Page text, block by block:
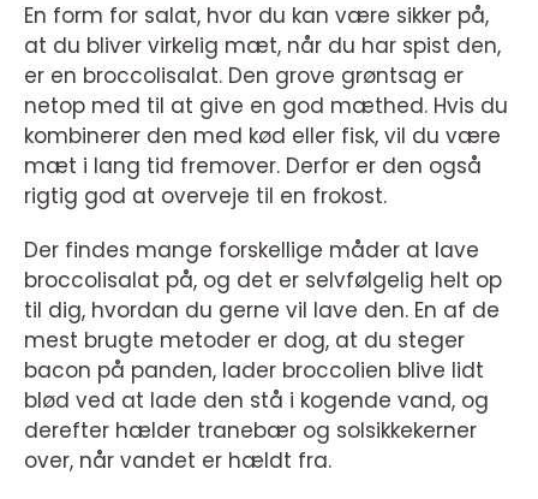
En form for salat, hvor du kan være sikker på,
at du bliver virkelig mæt, når du har spist den,
er en broccolisalat. Den grove grøntsag er
netop med til at give en god mæthed. Hvis du
kombinerer den med kød eller fisk, vil du være
mæt i lang tid fremover. Derfor er den også
rigtig god at overveje til en frokost.
Der findes mange forskellige måder at lave
broccolisalat på, og det er selvfølgelig helt op
til dig, hvordan du gerne vil lave den. En af de
mest brugte metoder er dog, at du steger
bacon på panden, lader broccolien blive lidt
blød ved at lade den stå i kogende vand, og
derefter hælder tranebær og solsikkekerner
over, når vandet er hældt fra.